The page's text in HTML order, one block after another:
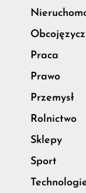
Praca
Prawo
Przemysł
Rolnictwo
Sklepy
Sport